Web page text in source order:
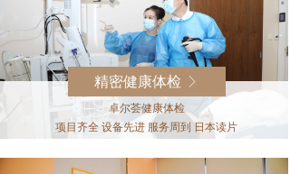
精密健康体检 ꁕ
卓尔荟健康体检
项目齐全 设备先进 服务周到 日本读片